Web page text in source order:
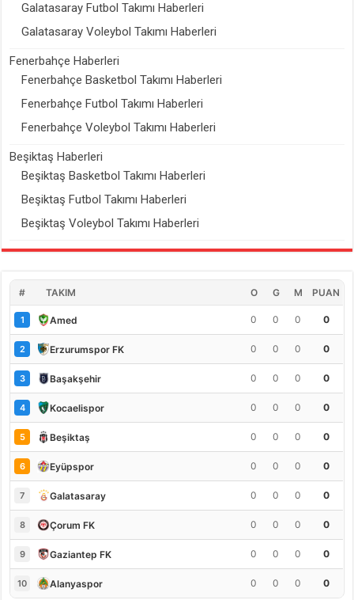
Galatasaray Futbol Takımı Haberleri
Galatasaray Voleybol Takımı Haberleri
Fenerbahçe Haberleri
Fenerbahçe Basketbol Takımı Haberleri
Fenerbahçe Futbol Takımı Haberleri
Fenerbahçe Voleybol Takımı Haberleri
Beşiktaş Haberleri
Beşiktaş Basketbol Takımı Haberleri
Beşiktaş Futbol Takımı Haberleri
Beşiktaş Voleybol Takımı Haberleri
# TAKIM O G M PUAN
1 Amed 0 0 0 0
2 Erzurumspor FK 0 0 0 0
3 Başakşehir 0 0 0 0
4 Kocaelispor 0 0 0 0
5 Beşiktaş 0 0 0 0
6 Eyüpspor 0 0 0 0
7 Galatasaray 0 0 0 0
8 Çorum FK 0 0 0 0
9 Gaziantep FK 0 0 0 0
10 Alanyaspor 0 0 0 0